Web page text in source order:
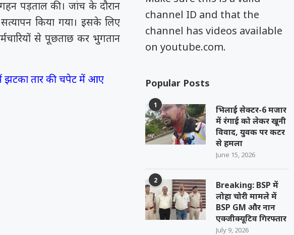
पड़ताल की। जांच के दौरान
किया गया। इसके लिए
से पूछताछ कर भुगतान
झटका तार की चपेट में आए
channel ID and that the
channel has videos available
on youtube.com.
Popular Posts
1
भिलाई सेक्टर-6 मजार
में रंगाई को लेकर खूनी
विवाद, युवक पर कटर
से हमला
June 15, 2026
2
Breaking: BSP में
लोहा चोरी मामले में
BSP GM और नान
एक्जीक्यूटिव गिरफ्तार
July 9, 2026